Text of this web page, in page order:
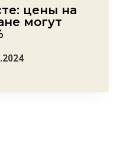
цены на
могут